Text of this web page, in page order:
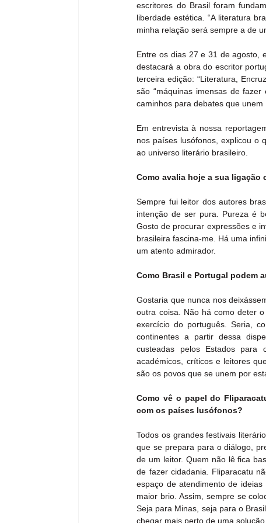
escritores do Brasil foram
liberdade estética. “A literatura
minha relação será sempre a de
Entre os dias 27 e 31 de agosto,
destacará a obra do escritor
terceira edição: “Literatura,
são “máquinas imensas de
caminhos para debates que
Em entrevista à nossa
nos países lusófonos, explicou o
ao universo literário brasileiro.
Como avalia hoje a sua
Sempre fui leitor dos autores
intenção de ser pura. Pureza é
Gosto de procurar expressões e
brasileira fascina-me. Há uma
um atento admirador.
Como Brasil e Portugal podem
Gostaria que nunca nos
outra coisa. Não há como deter
exercício do português. Seria,
continentes a partir dessa
custeadas pelos Estados para
académicos, críticos e leitores
são os povos que se unem por
Como vê o papel do
com os países lusófonos?
Todos os grandes festivais
que se prepara para o diálogo,
de um leitor. Quem não lê fica
de fazer cidadania. Fliparacatu
espaço de atendimento de
maior brio. Assim, sempre se
Seja para Minas, seja para o
chegar mais perto de uma solução.